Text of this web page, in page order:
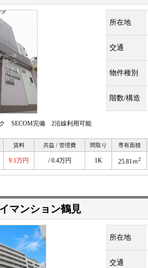
所在地
交通
物件種別
階数/構造
SECOM完備 2沿線利用可能
賃料 共益 / 管理費 間取り 専有面積
9.1万円 / 0.4万円 1K 25.81ｍ2
マンション鶴見
所在地
交通